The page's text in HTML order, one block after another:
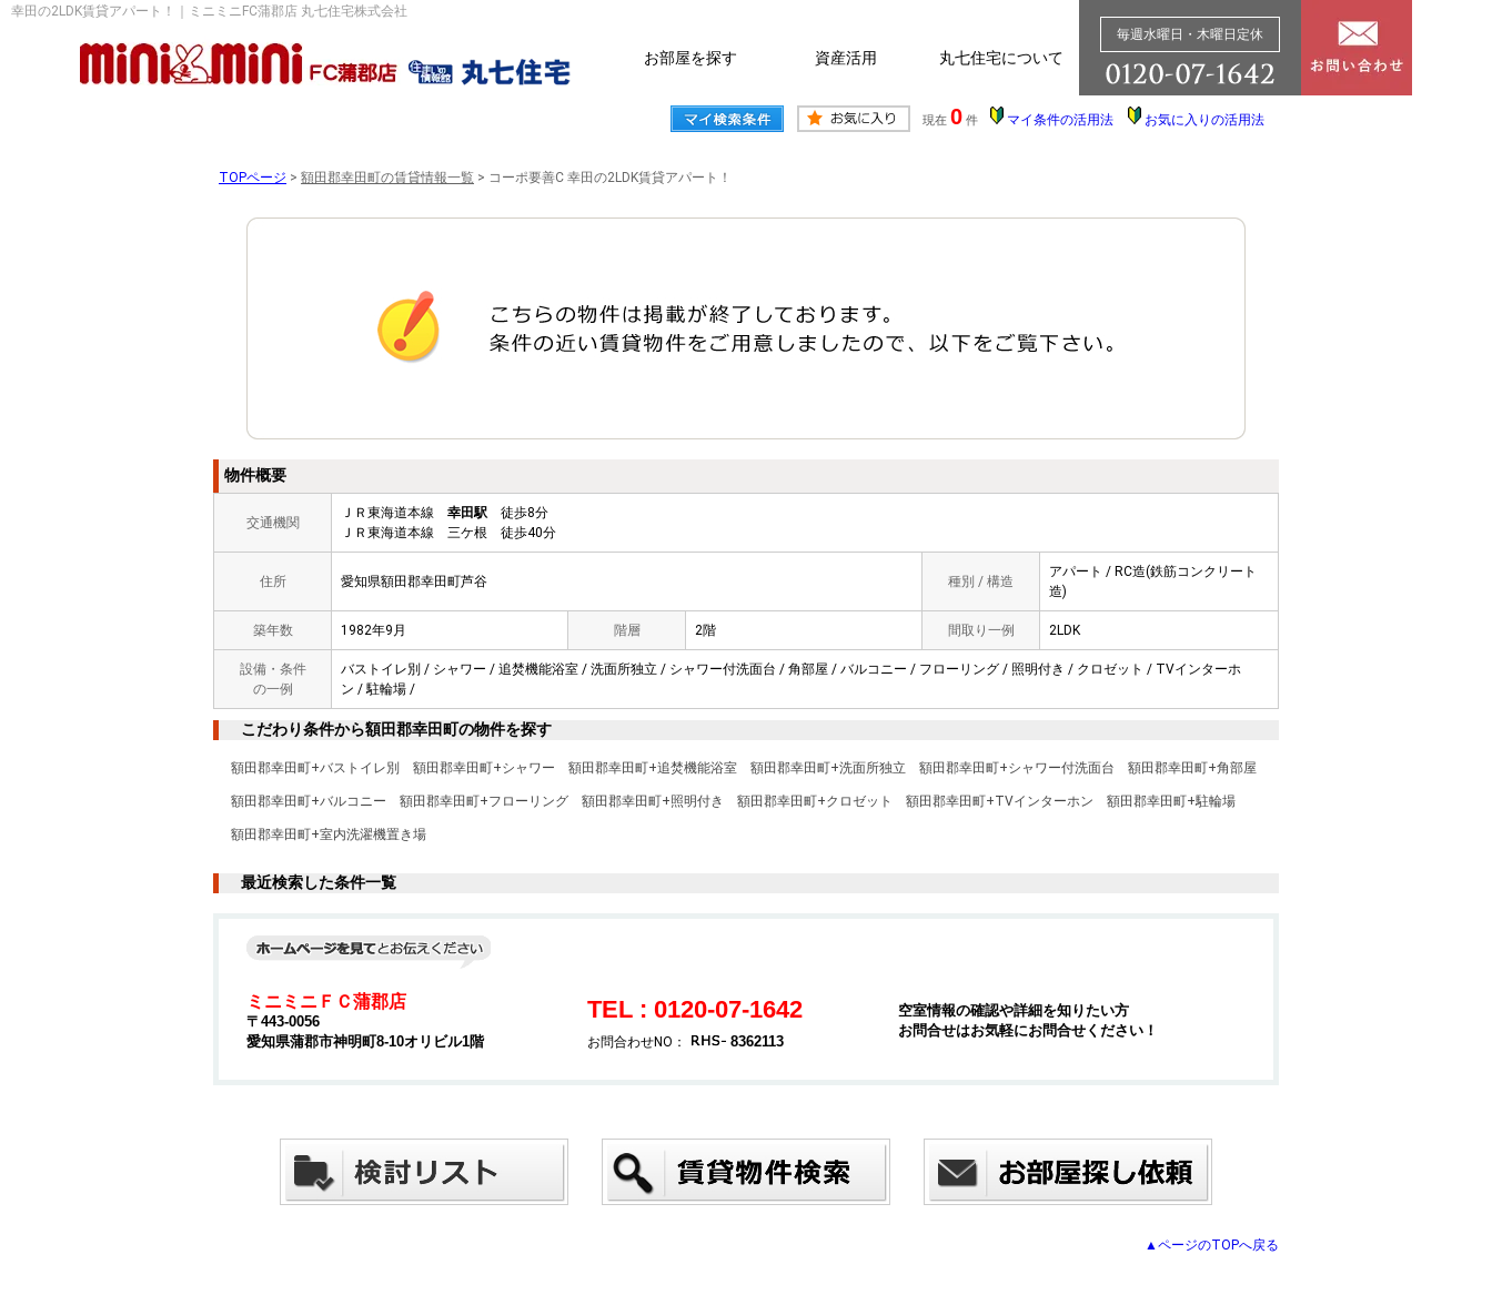
幸田の2LDK賃貸アパート！｜ミニミニFC蒲郡店 丸七住宅株式会社
お部屋を探す 資産活用 丸七住宅について
毎週水曜日・木曜日定休
現在 0 件 マイ条件の活用法 お気に入りの活用法
TOPページ > 額田郡幸田町の賃貸情報一覧 > コーポ要善C 幸田の2LDK賃貸アパート！
物件概要
交通機関
ＪＲ東海道本線 幸田駅 徒歩8分
ＪＲ東海道本線 三ケ根 徒歩40分
住所 愛知県額田郡幸田町芦谷 種別 / 構造
アパート / RC造(鉄筋コンクリート
造)
築年数 1982年9月 階層 2階 間取り一例 2LDK
設備・条件
の一例
バストイレ別 / シャワー / 追焚機能浴室 / 洗面所独立 / シャワー付洗面台 / 角部屋 / バルコニー / フローリング / 照明付き / クロゼット / TVインターホ
ン / 駐輪場 /
こだわり条件から額田郡幸田町の物件を探す
額田郡幸田町+バストイレ別 額田郡幸田町+シャワー 額田郡幸田町+追焚機能浴室 額田郡幸田町+洗面所独立 額田郡幸田町+シャワー付洗面台 額田郡幸田町+角部屋
額田郡幸田町+バルコニー 額田郡幸田町+フローリング 額田郡幸田町+照明付き 額田郡幸田町+クロゼット 額田郡幸田町+TVインターホン 額田郡幸田町+駐輪場
額田郡幸田町+室内洗濯機置き場
最近検索した条件一覧
ミニミニＦＣ蒲郡店
〒443-0056
愛知県蒲郡市神明町8-10オリビル1階
TEL : 0120-07-1642
お問合わせNO： 8362113
空室情報の確認や詳細を知りたい方
お問合せはお気軽にお問合せください！
▲ページのTOPへ戻る